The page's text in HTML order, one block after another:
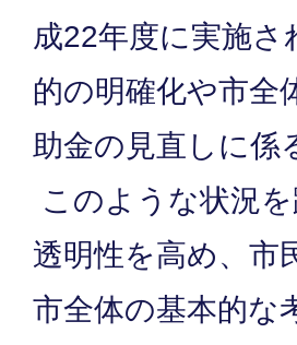
成22年度に実施
的の明確化や市全
助金の見直しに係
このような状況
透明性を高め、市
市全体の基本的な